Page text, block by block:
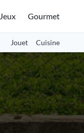
Jeux Gourmet
Jouet Cuisine